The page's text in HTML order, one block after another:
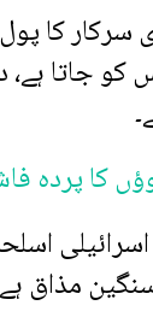
سرکار کا
کو جاتا
کا پردہ
اسرائیلی
مذاق